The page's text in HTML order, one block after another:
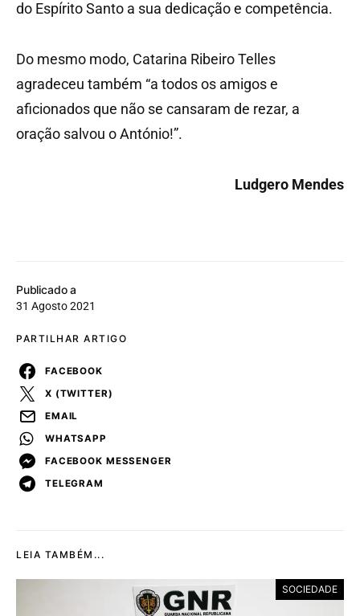
Publicado a
31 Agosto 2021
PARTILHAR ARTIGO
FACEBOOK
X (TWITTER)
EMAIL
WHATSAPP
FACEBOOK MESSENGER
TELEGRAM
do Espírito Santo a sua dedicação e competência.
Do mesmo modo, Catarina Ribeiro Telles
agradeceu também “a todos os amigos e
aficionados que não se cansaram de rezar, a
oração salvou o António!”.
Ludgero Mendes
LEIA TAMBÉM...
SOCIEDADE